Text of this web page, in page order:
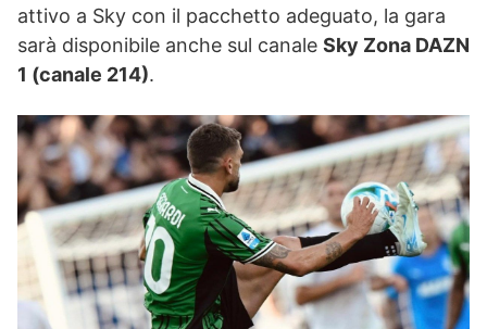
attivo a Sky con il pacchetto adeguato, la gara
sarà disponibile anche sul canale Sky Zona DAZN
1 (canale 214).